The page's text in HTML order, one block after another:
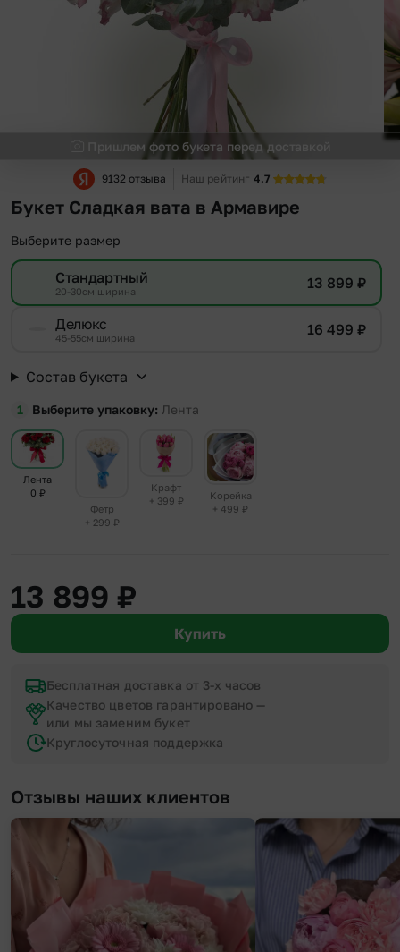
Пришлем фото букета перед доставкой
9132 отзыва Наш рейтинг 4.7
Букет Сладкая вата в Армавире
Выберите размер
Стандартный
20-30см ширина 13 899 ₽
Делюкс
45-55см ширина 16 499 ₽
Состав букета
Выберите упаковку Лента
Лента
0 ₽
Фетр
+ 299 ₽
Крафт
+ 399 ₽
Корейка
+ 499 ₽
13 899 ₽
Купить
Бесплатная доставка от 3-х часов
Качество цветов гарантировано —
или мы заменим букет
Круглосуточная поддержка
Отзывы наших клиентов